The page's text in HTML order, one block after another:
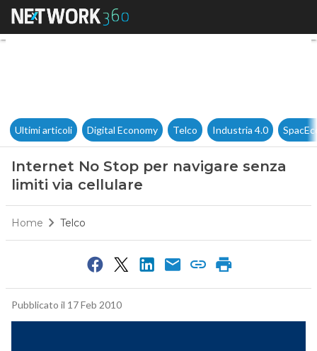
Internet No Stop per
Ultimi articoli Digital Economy Telco Industria 4.0
Internet No Stop per navigare senza
limiti via cellulare
Home Telco
Pubblicato il 17 Feb 2010